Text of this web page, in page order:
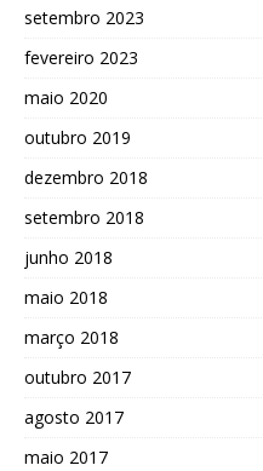
setembro 2023
fevereiro 2023
maio 2020
outubro 2019
dezembro 2018
setembro 2018
junho 2018
maio 2018
março 2018
outubro 2017
agosto 2017
maio 2017